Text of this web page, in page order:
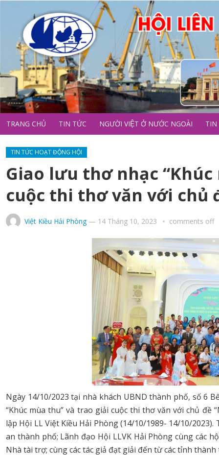
TRANG CHỦ TIN TỨC NGƯỜI VIỆT Ở NƯỚC NGOÀI TIN
TIN TỨC HOẠT ĐỘNG HỘI
Giao lưu thơ nhạc
cuộc thi thơ văn với chủ
Việt Kiều Hải Phòng— 14 Tháng 10, 2023 comments off
Ngày 14/10/2023 tại nhà khách UBND thành phố, số 6
“Khúc mùa thu” và trao giải cuộc thi thơ văn với chủ đề
lập Hội LL Việt Kiều Hải Phòng (14/10/1989- 14/10/
an thành phố; Lãnh đạo Hội LLVK Hải Phòng cùng các
Nhà tài trợ; cùng các tác giả đạt giải đến từ các tỉnh